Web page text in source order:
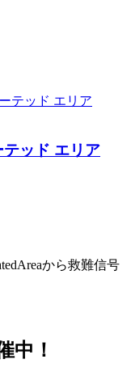
ッド エリア
から救難信号
中！